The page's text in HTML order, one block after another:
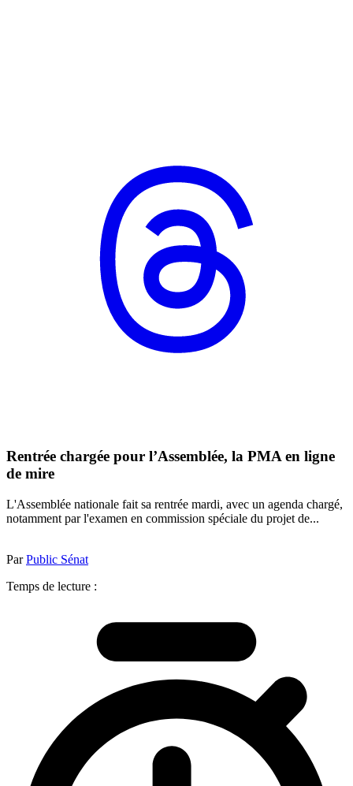
Rentrée chargée pour l’Assemblée, la PMA en ligne
de mire
L'Assemblée nationale fait sa rentrée mardi, avec un agenda chargé,
notamment par l'examen en commission spéciale du projet de...
ParPublic Sénat
Temps de lecture :